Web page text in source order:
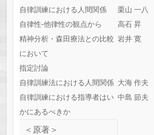
自律訓練における人間関係
栗山 一八
自律性‐他律性の観点から
高石 昇
精神分析・森田療法との比較
において
岩井 寛
指定討論
自律訓練法における人間関係 大海 作夫
自律訓練における指導者はい
かにあるべきか
中島 節夫
＜原著＞